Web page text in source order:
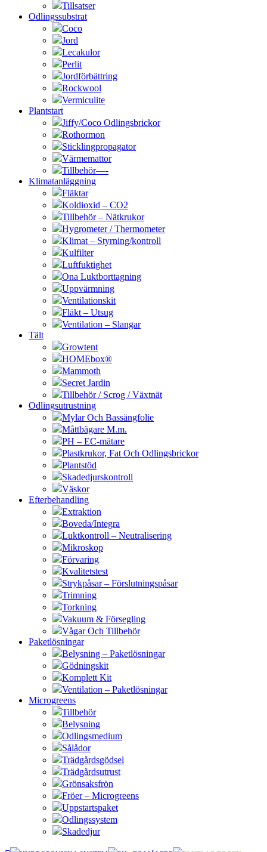
Tillsatser
Odlingssubstrat
Coco
Jord
Lecakulor
Perlit
Jordförbättring
Rockwool
Vermiculite
Plantstart
Jiffy/Coco Odlingsbrickor
Rothormon
Sticklingpropagator
Värmemattor
Tillbehör—-
Klimatanläggning
Fläktar
Koldioxid – CO2
Tillbehör – Nätkrukor
Hygrometer / Thermometer
Klimat – Styrning/kontroll
Kulfilter
Luftfuktighet
Ona Luktborttagning
Uppvärmning
Ventilationskit
Fläkt – Utsug
Ventilation – Slangar
Tält
Growtent
HOMEbox®
Mammoth
Secret Jardin
Tillbehör / Scrog / Växtnät
Odlingsutrustning
Mylar Och Bassängfolie
Måttbägare M.m.
PH – EC-mätare
Plastkrukor, Fat Och Odlingsbrickor
Plantstöd
Skadedjurskontroll
Väskor
Efterbehandling
Extraktion
Boveda/Integra
Luktkontroll – Neutralisering
Mikroskop
Förvaring
Kvalitetstest
Strykpåsar – Förslutningspåsar
Trimning
Torkning
Vakuum & Försegling
Vågar Och Tillbehör
Paketlösningar
Belysning – Paketlösningar
Gödningskit
Komplett Kit
Ventilation – Paketlösningar
Microgreens
Tillbehör
Belysning
Odlingsmedium
Sålådor
Trädgårdsgödsel
Trädgårdsutrust
Grönsaksfrön
Fröer – Microgreens
Uppstartspaket
Odlingssystem
Skadedjur